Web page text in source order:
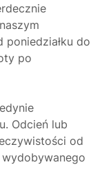
poniedziałku do
po
Odcień lub
od